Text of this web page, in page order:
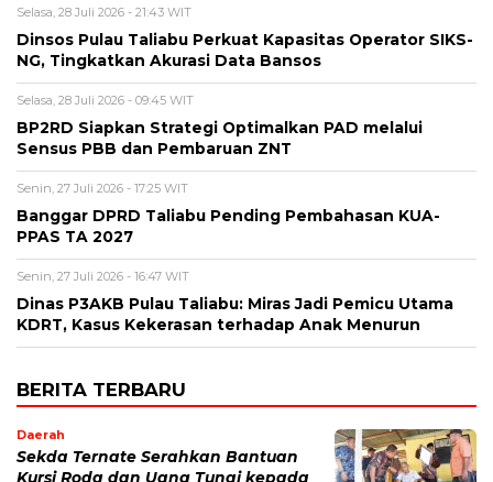
Selasa, 28 Juli 2026 - 21:43 WIT
Dinsos Pulau Taliabu Perkuat Kapasitas Operator SIKS-
NG, Tingkatkan Akurasi Data Bansos
Selasa, 28 Juli 2026 - 09:45 WIT
BP2RD Siapkan Strategi Optimalkan PAD melalui
Sensus PBB dan Pembaruan ZNT
Senin, 27 Juli 2026 - 17:25 WIT
Banggar DPRD Taliabu Pending Pembahasan KUA-
PPAS TA 2027
Senin, 27 Juli 2026 - 16:47 WIT
Dinas P3AKB Pulau Taliabu: Miras Jadi Pemicu Utama
KDRT, Kasus Kekerasan terhadap Anak Menurun
BERITA TERBARU
Daerah
Sekda Ternate Serahkan Bantuan
Kursi Roda dan Uang Tunai kepada